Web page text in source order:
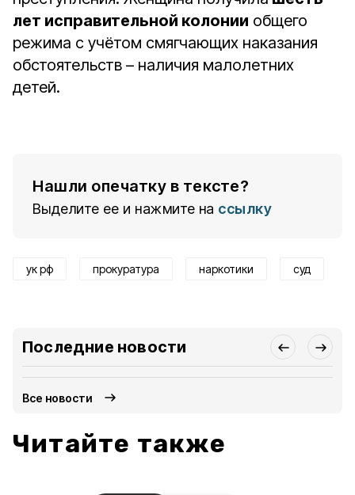
лет исправительной колонии общего
режима с учётом смягчающих наказания
обстоятельств – наличия малолетних
детей.
Нашли опечатку в тексте?
Выделите ее и нажмите на ссылку
ук рф прокуратура наркотики суд
Последние новости
Все новости
Читайте также